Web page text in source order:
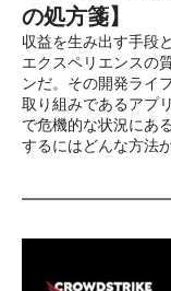
の処方箋】
収益を生み出す手段
エクスペリエンスの
ンだ。その開発ライ
取り組みであるアプ
で危機的な状況にあ
するにはどんな方法